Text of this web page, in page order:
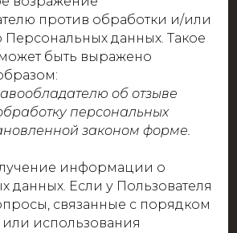
против обработки и/или
Персональных данных. Такое
быть выражено
об отзыве
персональных
законом форме.
информации о
данных. Если у Пользователя
связанные с порядком
использования